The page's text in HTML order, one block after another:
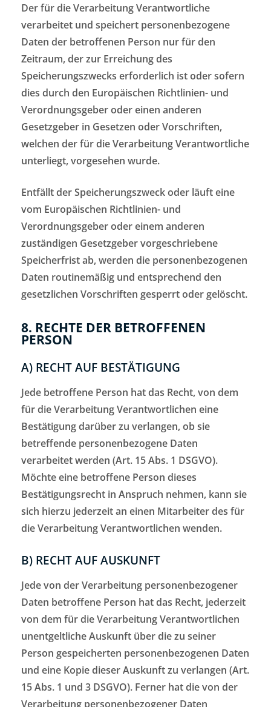
Der für die Verarbeitung Verantwortliche
verarbeitet und speichert personenbezogene
Daten der betroffenen Person nur für den
Zeitraum, der zur Erreichung des
Speicherungszwecks erforderlich ist oder sofern
dies durch den Europäischen Richtlinien- und
Verordnungsgeber oder einen anderen
Gesetzgeber in Gesetzen oder Vorschriften,
welchen der für die Verarbeitung Verantwortliche
unterliegt, vorgesehen wurde.
Entfällt der Speicherungszweck oder läuft eine
vom Europäischen Richtlinien- und
Verordnungsgeber oder einem anderen
zuständigen Gesetzgeber vorgeschriebene
Speicherfrist ab, werden die personenbezogenen
Daten routinemäßig und entsprechend den
gesetzlichen Vorschriften gesperrt oder gelöscht.
8. RECHTE DER BETROFFENEN
PERSON
A) RECHT AUF BESTÄTIGUNG
Jede betroffene Person hat das Recht, von dem
für die Verarbeitung Verantwortlichen eine
Bestätigung darüber zu verlangen, ob sie
betreffende personenbezogene Daten
verarbeitet werden (Art. 15 Abs. 1 DSGVO).
Möchte eine betroffene Person dieses
Bestätigungsrecht in Anspruch nehmen, kann sie
sich hierzu jederzeit an einen Mitarbeiter des für
die Verarbeitung Verantwortlichen wenden.
B) RECHT AUF AUSKUNFT
Jede von der Verarbeitung personenbezogener
Daten betroffene Person hat das Recht, jederzeit
von dem für die Verarbeitung Verantwortlichen
unentgeltliche Auskunft über die zu seiner
Person gespeicherten personenbezogenen Daten
und eine Kopie dieser Auskunft zu verlangen (Art.
15 Abs. 1 und 3 DSGVO). Ferner hat die von der
Verarbeitung personenbezogener Daten